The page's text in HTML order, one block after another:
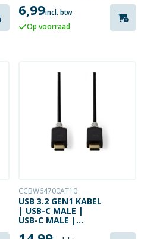
METER
6,99incl. btw
Op voorraad
CCBW64700AT10
USB 3.2 GEN1 KABEL
| USB-C MALE |
USB-C MALE |